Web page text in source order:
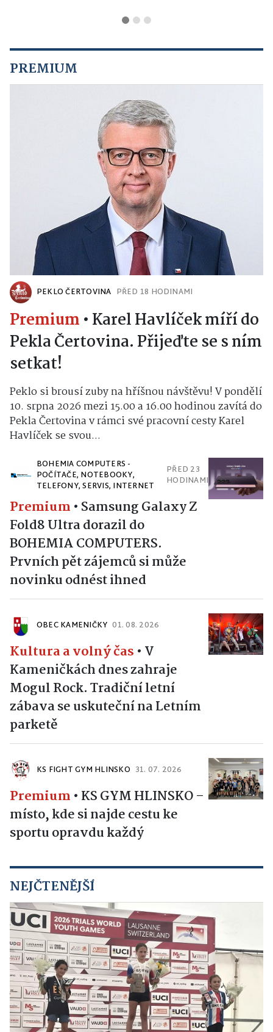
PREMIUM
PEKLO ČERTOVINA PŘED 18 HODINAMI
Premium • Karel Havlíček míří do
Pekla Čertovina. Přijeďte se s ním
setkat!
Peklo si brousí zuby na hříšnou návštěvu! V pondělí
10. srpna 2026 mezi 15.00 a 16.00 hodinou zavítá do
Pekla Čertovina v rámci své pracovní cesty Karel
Havlíček se svou...
BOHEMIA COMPUTERS -
POČÍTAČE, NOTEBOOKY,
TELEFONY, SERVIS, INTERNET
PŘED 23
HODINAMI
Premium • Samsung Galaxy Z
Fold8 Ultra dorazil do
BOHEMIA COMPUTERS.
Prvních pět zájemců si může
novinku odnést ihned
OBEC KAMENIČKY 01. 08. 2026
Kultura a volný čas • V
Kameničkách dnes zahraje
Mogul Rock. Tradiční letní
zábava se uskuteční na Letním
parketě
KS FIGHT GYM HLINSKO 31. 07. 2026
Premium • KS GYM HLINSKO –
místo, kde si najde cestu ke
sportu opravdu každý
NEJČTENĚJŠÍ